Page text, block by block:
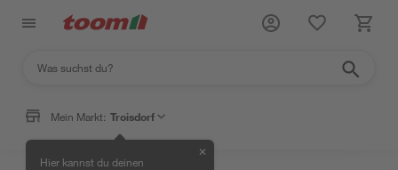
Mein Markt: Troisdorf
Hier kannst du deinen
✕